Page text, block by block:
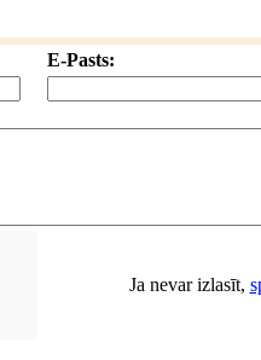
E-Pasts:
Ja nevar izlasīt,